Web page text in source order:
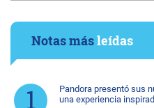
Notas másleídas
Pandora presentó sus
una experiencia